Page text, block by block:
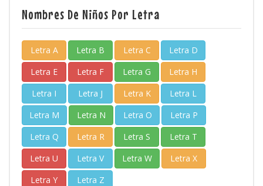
Nombres De Niños Por Letra
Letra A Letra B Letra C
Letra D
Letra E
Letra F Letra G
Letra H
Letra I
Letra J Letra K
Letra L
Letra M
Letra N Letra O
Letra P
Letra Q
Letra R Letra S
Letra T
Letra U
Letra V Letra W
Letra X
Letra Y
Letra Z